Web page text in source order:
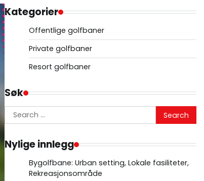
Kategorier
Offentlige golfbaner
Private golfbaner
Resort golfbaner
Søk
Search
for:
Nylige innlegg
Bygolfbane: Urban setting, Lokale fasiliteter,
Rekreasjonsområde